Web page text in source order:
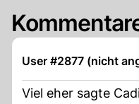
User #2877 (nicht
Viel eher sagte